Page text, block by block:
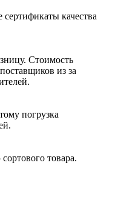
качества
Стоимость
из за
погрузка
товара.